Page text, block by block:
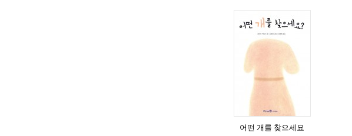
어떤 개를 찾으세요